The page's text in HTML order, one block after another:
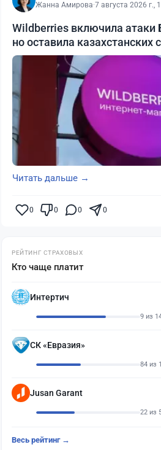
Жанна Амирова·7 августа 2026 г.,
Wildberries включила атаки
но оставила казахстанских
Читать дальше →
0 0 0 0
РЕЙТИНГ СТРАХОВЫХ
Кто чаще платит
Интертич
9 из
СК «Евразия»
84 из
Jusan Garant
22 из
Весь рейтинг →